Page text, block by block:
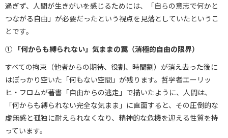
過ぎず、人間が生きがいを感じるためには、「自らの意志で何かと
つながる自由」が必要だったという視点を見落としていたというこ
とです。
① 「何からも縛られない」気ままの罠（消極的自由の限界）
すべての拘束（他者からの期待、役割、時間割）が消え去った後に
はぽっかり空いた「何もない空間」が残ります。哲学者エーリッ
ヒ・フロムが著書「自由からの逃走」で描いたように、人間は、
「何からも縛られない完全な気まま」に直面すると、その圧倒的な
虚無感と孤独に耐えられなくなり、精神的な危機を迎える性質を持
っています。